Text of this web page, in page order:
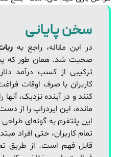
سخن پایانی
در این مقاله، راجع به
صحبت شد. همان طور که
ترکیبی از کسب درآمد
کاربران با صرف اوقات
کنند و در آینده نزدیک، آنها
مانده، این ایردراپ را از
این پلتفرم به گونه‌ای
تمام کاربران، حتی افراد
قابل فهم است. از طریق